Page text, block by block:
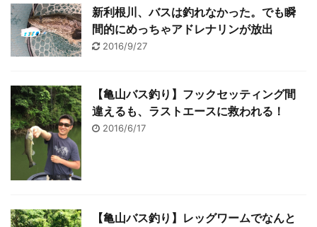
新利根川、バスは釣れなかった。でも瞬
間的にめっちゃアドレナリンが放出
2016/9/27
【亀山バス釣り】フックセッティング間
違えるも、ラストエースに救われる！
2016/6/17
【亀山バス釣り】レッグワームでなんと